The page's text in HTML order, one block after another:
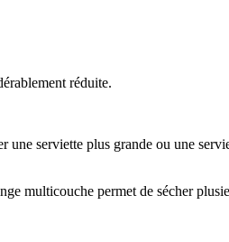
réduite.
serviette plus grande ou une
multicouche permet de sécher